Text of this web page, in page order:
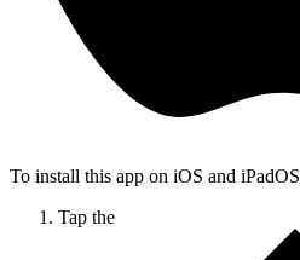
To install this app on iOS and iPadOS
Tap the